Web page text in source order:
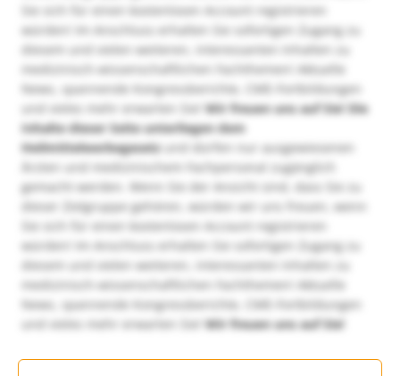
Sie sich für einen kostenlosen Account registrieren
würden! Im Anschluss erhalten Sie sofortigen Zugang zu
diesem und vielen weiteren, interessanten Inhalten zu
medizinisch-wissenschaftlichen Fachthemen! Aktuelle
News, spannende Kongressberichte, CME-Fortbildungen
und vieles mehr erwarten Sie!Wir freuen uns auf Sie! Die
Inhalte dieser Seite unterliegen dem
Heilmittelwerbegesetzund dürfen nur ausgewiesenen
Ärzten und medizinischem Fachpersonal zugänglich
gemacht werden. Wenn Sie der Ansicht sind, dass Sie zu
dieser Zielgruppe gehören, würden wir uns freuen, wenn
Sie sich für einen kostenlosen Account registrieren
würden! Im Anschluss erhalten Sie sofortigen Zugang zu
diesem und vielen weiteren, interessanten Inhalten zu
medizinisch-wissenschaftlichen Fachthemen! Aktuelle
News, spannende Kongressberichte, CME-Fortbildungen
und vieles mehr erwarten Sie!Wir freuen uns auf Sie!